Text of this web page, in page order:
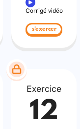
Corrigé vidéo
s'exercer
Exercice
12